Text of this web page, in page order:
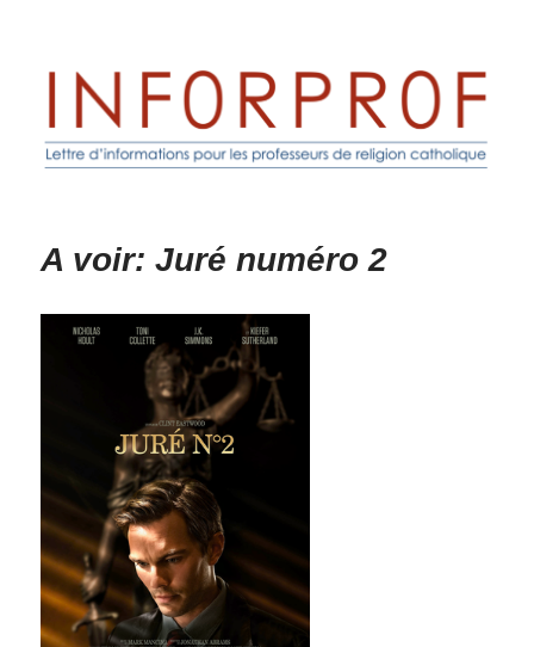
Inforprof
A voir: Juré numéro 2